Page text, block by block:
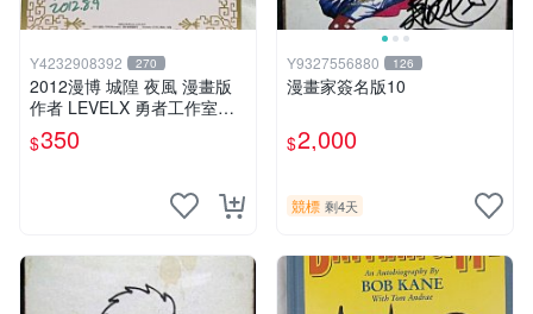
Y4232908392 270
2012漫博 城隍 夜風 漫畫版
作者 LEVELX 勇者工作室羊
仔 簽名板
$350
Y9327556880 126
漫畫家簽名版10
$2,000
競標 剩4天